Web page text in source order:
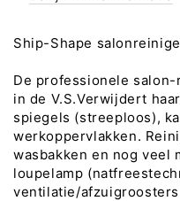
Ship-Shape
De professionele
in de V.S.Verwijdert
spiegels (streeploos),
werkoppervlakken.
wasbakken en nog veel
loupelamp
ventilatie/